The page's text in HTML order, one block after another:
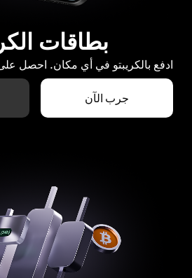
بطاقات
ادفع بالكريبتو في أي مكان. احصل على
جرب الآن